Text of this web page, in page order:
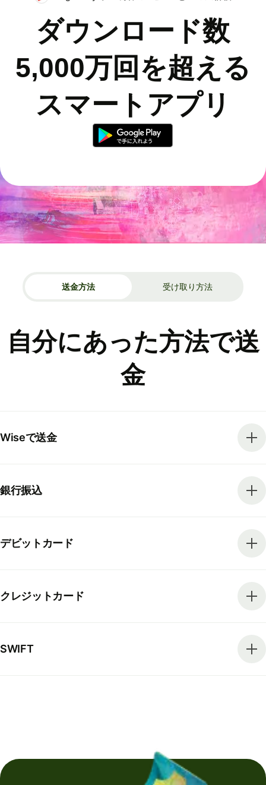
ダウンロード数
5,000万回を超える
スマートアプリ
送金方法 受け取り方法
自分にあった方法で送
金
Wiseで送金
銀行振込
デビットカード
クレジットカード
SWIFT